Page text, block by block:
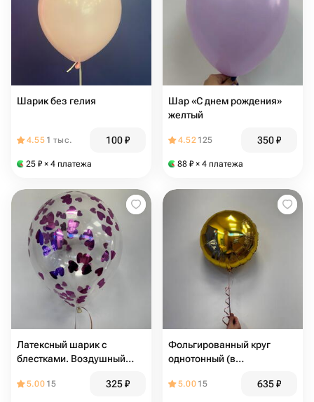
Шарик без гелия
4.55 1 тыс. 100₽
25 ₽ × 4 платежа
Шар «С днем рождения»
желтый
4.52 125 350₽
88 ₽ × 4 платежа
Латексный шарик с
блестками. Воздушный
5.00 15 325₽
Фольгированный круг
однотонный (в
фольгированный, шарик
5.00 15 635₽